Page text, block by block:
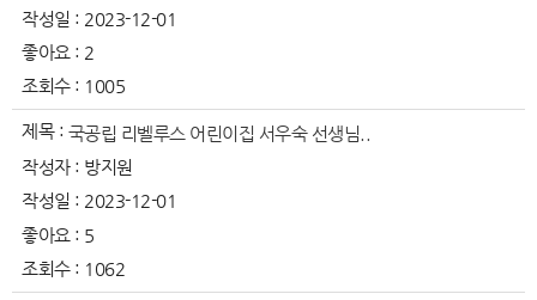
작성일 : 2023-12-01
좋아요 : 2
조회수 : 1005
제목 : 국공립 리벨루스 어린이집 서우숙 선생님..
작성자 : 방지원
작성일 : 2023-12-01
좋아요 : 5
조회수 : 1062